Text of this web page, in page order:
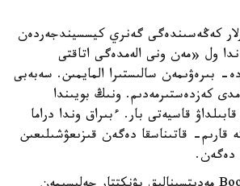
كەڭەسىندەگى گەنري كيسسيندجەردەن
ول «مەن ونى الەمدەگى اتاقتى
بىرەۋىمەن سالىستىرا المايمىن. سەبەبى
كەزدەستىرمەدىم. ونىڭ بويىندا
قاسيەتى بار. ءبىراق وندا دراما
قاتىناسقا دەگەن قىزىعۋشىلىعىن
دەگەن.